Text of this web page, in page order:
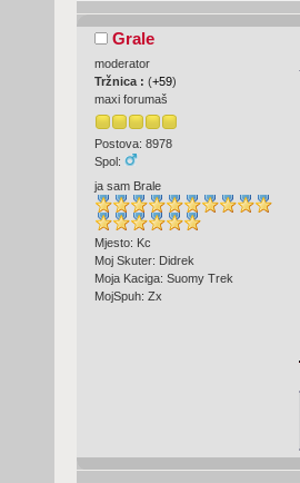
Grale
moderator
Tržnica : (+59)
maxi forumaš
Postova: 8978
Spol:
ja sam Brale
Mjesto: Kc
Moj Skuter: Didrek
Moja Kaciga: Suomy Trek
MojSpuh: Zx